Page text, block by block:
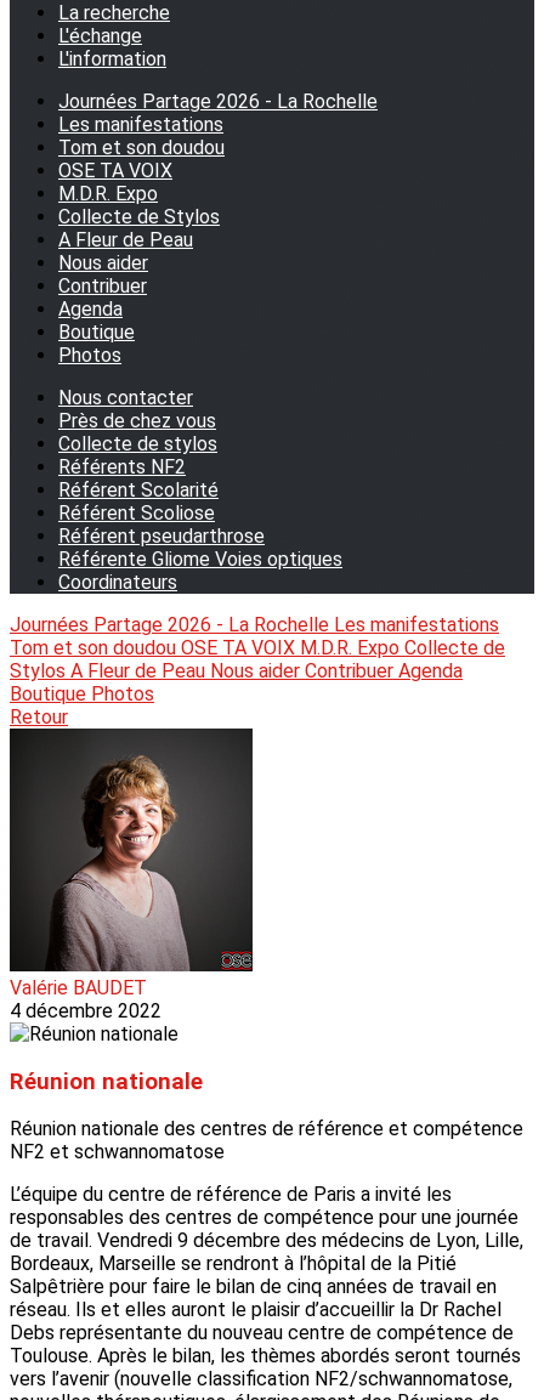
La recherche
L'échange
L'information
Journées Partage 2026 - La Rochelle
Les manifestations
Tom et son doudou
OSE TA VOIX
M.D.R. Expo
Collecte de Stylos
A Fleur de Peau
Nous aider
Contribuer
Agenda
Boutique
Photos
Nous contacter
Près de chez vous
Collecte de stylos
Référents NF2
Référent Scolarité
Référent Scoliose
Référent pseudarthrose
Référente Gliome Voies optiques
Coordinateurs
Journées Partage 2026 - La Rochelle Les manifestations
Tom et son doudou OSE TA VOIX M.D.R. Expo Collecte de
Stylos A Fleur de Peau Nous aider Contribuer Agenda
Boutique Photos
Retour
Valérie BAUDET
4 décembre 2022
Réunion nationale
Réunion nationale des centres de référence et compétence
NF2 et schwannomatose
L’équipe du centre de référence de Paris a invité les
responsables des centres de compétence pour une journée
de travail. Vendredi 9 décembre des médecins de Lyon, Lille,
Bordeaux, Marseille se rendront à l’hôpital de la Pitié
Salpêtrière pour faire le bilan de cinq années de travail en
réseau. Ils et elles auront le plaisir d’accueillir la Dr Rachel
Debs représentante du nouveau centre de compétence de
Toulouse. Après le bilan, les thèmes abordés seront tournés
vers l’avenir (nouvelle classification NF2/schwannomatose,